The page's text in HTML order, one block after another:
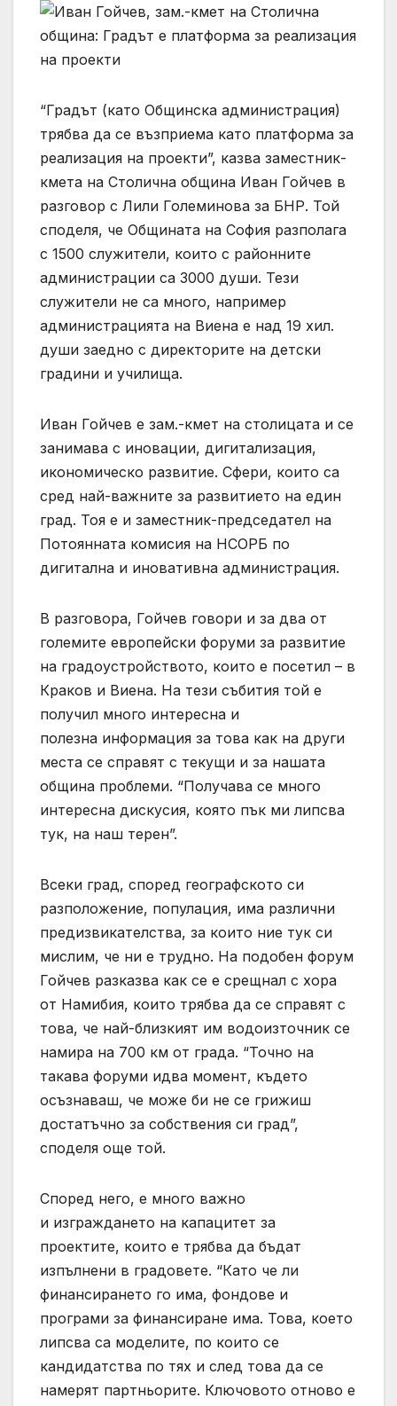
“Градът (като Общинска администрация)
трябва да се възприема като платформа за
реализация на проекти”, казва заместник-
кмета на Столична община Иван Гойчев в
разговор с Лили Големинова за БНР. Той
споделя, че Общината на София разполага
с 1500 служители, които с районните
администрации са 3000 души. Тези
служители не са много, например
администрацията на Виена е над 19 хил.
души заедно с директорите на детски
градини и училища.
Иван Гойчев е зам.-кмет на столицата и се
занимава с иновации, дигитализация,
икономическо развитие. Сфери, които са
сред най-важните за развитието на един
град. Тоя е и заместник-председател на
Потоянната комисия на НСОРБ по
дигитална и иновативна администрация.
В разговора, Гойчев говори и за два от
големите европейски форуми за развитие
на градоустройството, които е посетил – в
Краков и Виена. На тези събития той е
получил много интересна и
полезна информация за това как на други
места се справят с текущи и за нашата
община проблеми. “Получава се много
интересна дискусия, която пък ми липсва
тук, на наш терен”.
Всеки град, според географското си
разположение, популация, има различни
предизвикателства, за които ние тук си
мислим, че ни е трудно. На подобен форум
Гойчев разказва как се е срещнал с хора
от Намибия, които трябва да се справят с
това, че най-близкият им водоизточник се
намира на 700 км от града. “Точно на
такава форуми идва момент, където
осъзнаваш, че може би не се грижиш
достатъчно за собствения си град”,
споделя още той.
Според него, е много важно
и изграждането на капацитет за
проектите, които е трябва да бъдат
изпълнени в градовете. “Като че ли
финансирането го има, фондове и
програми за финансиране има. Това, което
липсва са моделите, по които се
кандидатства по тях и след това да се
намерят партньорите. Ключовото отново е